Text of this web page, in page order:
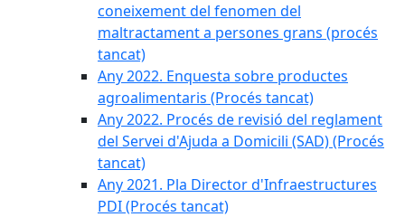
coneixement del fenomen del
maltractament a persones grans (procés
tancat)
Any 2022. Enquesta sobre productes
agroalimentaris (Procés tancat)
Any 2022. Procés de revisió del reglament
del Servei d'Ajuda a Domicili (SAD) (Procés
tancat)
Any 2021. Pla Director d'Infraestructures
PDI (Procés tancat)